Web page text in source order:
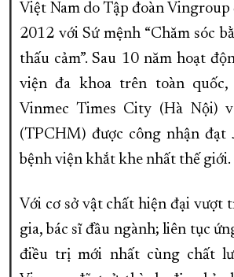
Việt Nam do Tập đoàn
2012 với Sứ mệnh “Chăm sóc
thấu cảm”. Sau 10 năm hoạt
viện đa khoa trên toàn
Vinmec Times City (Hà Nội)
(TPCHM) được công nhận đạt
bệnh viện khắt khe nhất thế giới.
Với cơ sở vật chất hiện đại vượt
gia, bác sĩ đầu ngành; liên tục
điều trị mới nhất cùng chất